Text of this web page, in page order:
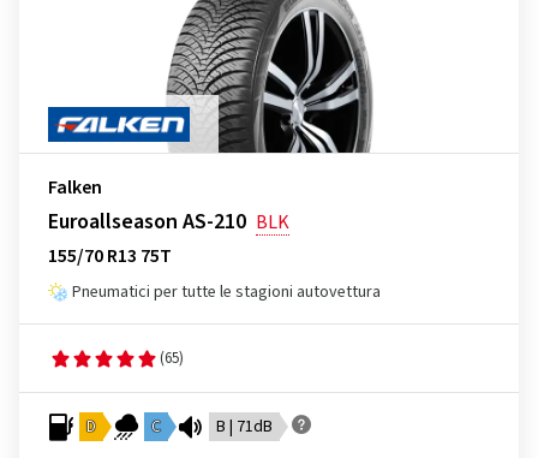
Falken
Euroallseason AS-210 BLK
155/70 R13 75T
Pneumatici per tutte le stagioni autovettura
(65)
D C B | 71dB